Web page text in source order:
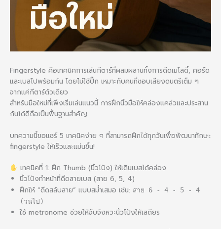
Fingerstyle คือเทคนิคการเล่นกีตาร์ที่ผสมผสานทั้งการดีดเมโลดี้, คอร์ด
และเบสไปพร้อมกัน โดยไม่ใช้ปิ๊ก เหมาะกับคนที่ชอบเสียงดนตรีเต็ม ๆ
จากแค่กีตาร์ตัวเดียว
สำหรับมือใหม่ที่เพิ่งเริ่มเล่นแนวนี้ การฝึกนิ้วมือให้คล่องแคล่วและประสาน
กันได้ดีถือเป็นพื้นฐานสำคัญ
บทความนี้ขอแชร์ 5 เทคนิคง่าย ๆ ที่สามารถฝึกได้ทุกวันเพื่อพัฒนาทักษะ
fingerstyle ให้เร็วและแม่นขึ้น!
เทคนิคที่ 1: ฝึก Thumb (นิ้วโป้ง) ให้เดินเบสได้คล่อง
นิ้วโป้งทำหน้าที่ดีดสายเบส (สาย 6, 5, 4)
ฝึกให้ “ดีดสลับสาย” แบบสม่ำเสมอ เช่น: สาย 6 - 4 - 5 - 4
(วนไป)
ใช้ metronome ช่วยให้จับจังหวะนิ้วโป้งให้เสถียร